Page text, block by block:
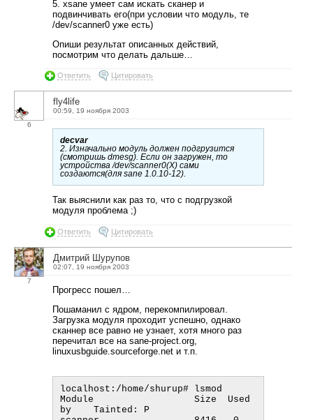
5. xsane умеет сам искать сканер и
подвинчивать его(при условии что модуль, те
/dev/scanner0 уже есть)
Опиши результат описанных действий,
посмотрим что делать дальше…
Ответить Цитировать
6
fly4life
00:59, 19 ноября 2003
decvar
2. Изначально модуль должен подгрузится
(смотришь dmesg). Если он загружен, то
устройства /dev/scanner0(X) сами
создаются(для sane 1.0.10-12).
Так выяснили как раз то, что с подгрузкой
модуля проблема ;)
Ответить Цитировать
7
Дмитрий Шурупов
02:07, 19 ноября 2003
Прогресс пошел…
Пошаманил с ядром, перекомпилировал.
Загрузка модуля проходит успешно, однако
сканнер все равно не узнает, хотя много раз
перечитал все на sane-project.org,
linuxusbguide.sourceforge.net и т.п.
localhost:/home/shurup# lsmod
Module                  Size  Used
by    Tainted: P